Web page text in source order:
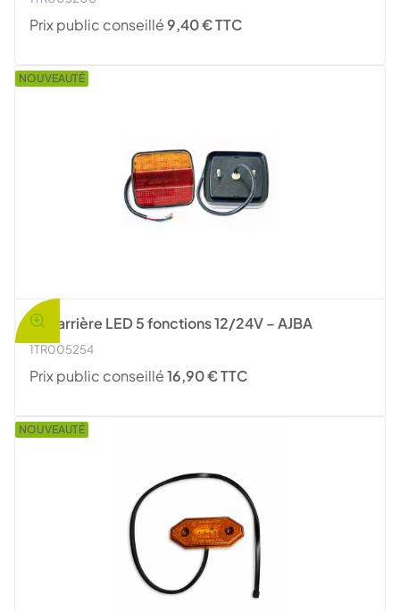
Prix public conseillé9,40 € TTC
Feu arrière LED 5 fonctions 12/24V – AJBA
1TR005254
Prix public conseillé16,90 € TTC
NOUVEAUTÉ
NOUVEAUTÉ